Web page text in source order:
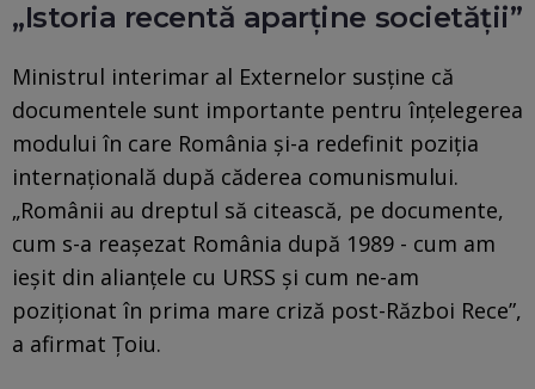
„Istoria recentă aparține societății”
Ministrul interimar al Externelor susține că
documentele sunt importante pentru înțelegerea
modului în care România și-a redefinit poziția
internațională după căderea comunismului.
„Românii au dreptul să citească, pe documente,
cum s-a reașezat România după 1989 - cum am
ieșit din alianțele cu URSS și cum ne-am
poziționat în prima mare criză post-Război Rece”,
a afirmat Țoiu.